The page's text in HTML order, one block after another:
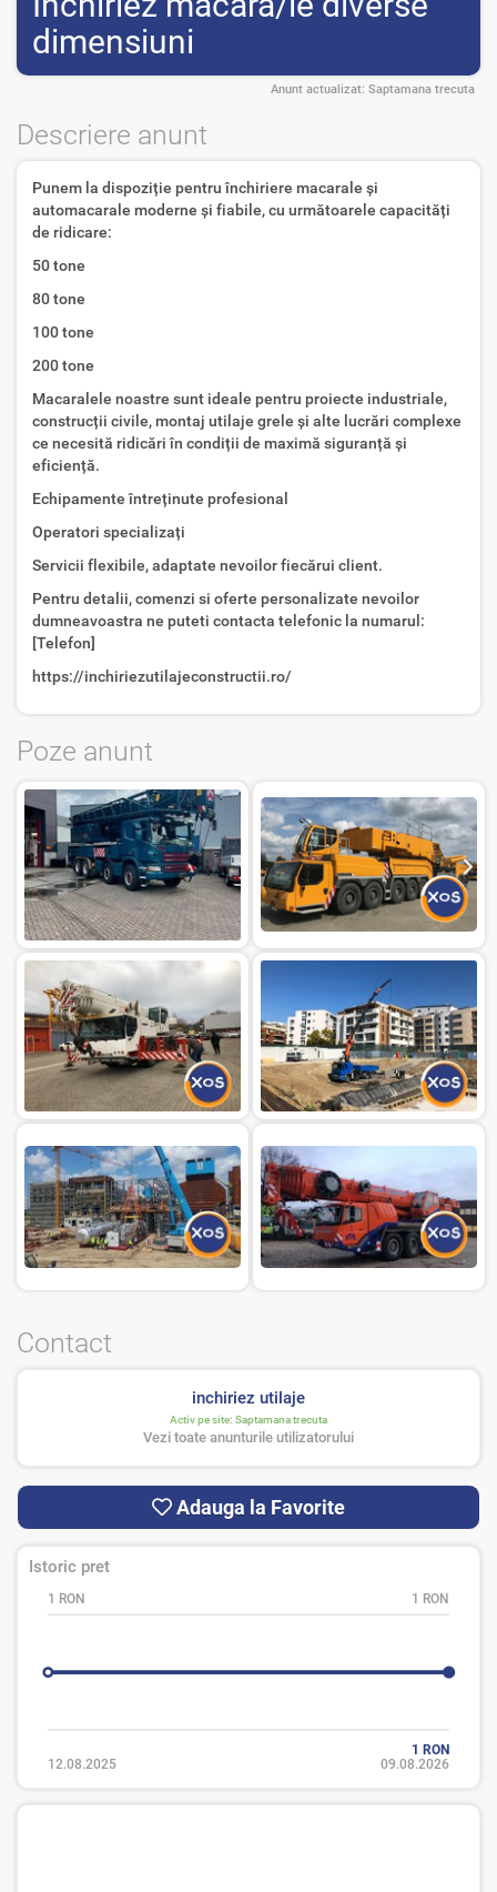
dimensiuni
Anunt actualizat: Saptamana trecuta
Descriere anunt
Punem la dispoziție pentru închiriere macarale și
automacarale moderne și fiabile, cu următoarele capacități
de ridicare:
50 tone
80 tone
100 tone
200 tone
Macaralele noastre sunt ideale pentru proiecte industriale,
construcții civile, montaj utilaje grele și alte lucrări complexe
ce necesită ridicări în condiții de maximă siguranță și
eficiență.
Echipamente întreținute profesional
Operatori specializați
Servicii flexibile, adaptate nevoilor fiecărui client.
Pentru detalii, comenzi si oferte personalizate nevoilor
dumneavoastra ne puteti contacta telefonic la numarul:
[Telefon]
https://inchiriezutilajeconstructii.ro/
Poze anunt
Contact
inchiriez utilaje
Activ pe site: Saptamana trecuta
Vezi toate anunturile utilizatorului
Adauga la Favorite
Istoric pret
1 RON 1 RON
1 RON
12.08.2025
09.08.2026